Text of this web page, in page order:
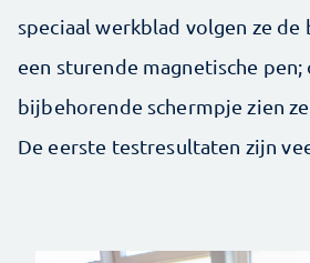
speciaal werkblad volgen ze de
een sturende magnetische pen;
bijbehorende schermpje zien
De eerste testresultaten zijn